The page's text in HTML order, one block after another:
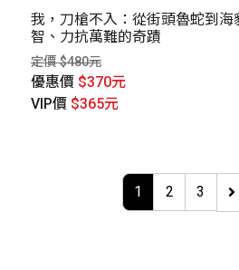
我，刀槍不入：從街頭魯蛇到海
智、力抗萬難的奇蹟
定價 $480元
優惠價 $370元
VIP價 $365元
1 2 3